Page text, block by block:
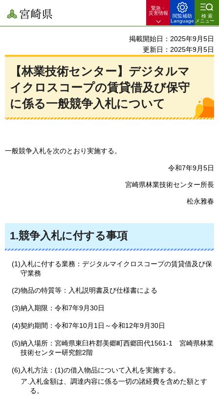
宮崎県
緊急・
災害情報
閲覧補助
Language
検索
メニュー
掲載開始日：2025年9月5日
更新日：2025年9月5日
【林業技術センター】デジタルマ
イクロスコープの賃貸借及び保守
に係る一般競争入札について
一般競争入札を次のとおり実施する。
令和7年9月5日
宮崎県林業技術センター所長
松永雅春
1.競争入札に付する事項
(1)入札に付する業務：デジタルマイクロスコープの賃貸借及び保
守業務
(2)物品の特質等：入札説明書及び仕様書による
(3)納入期限：令和7年9月30日
(4)契約期間：令和7年10月1日～令和12年9月30日
(5)納入場所：宮崎県東臼杵郡美郷町西郷田代1561-1
宮崎県林業
技術センター研究館2階
(6)入札方法：(1)の借入物品について入札を実施する。
ア.入札金額は、調達内容に係る一切の諸経費を含めた額とす
る。